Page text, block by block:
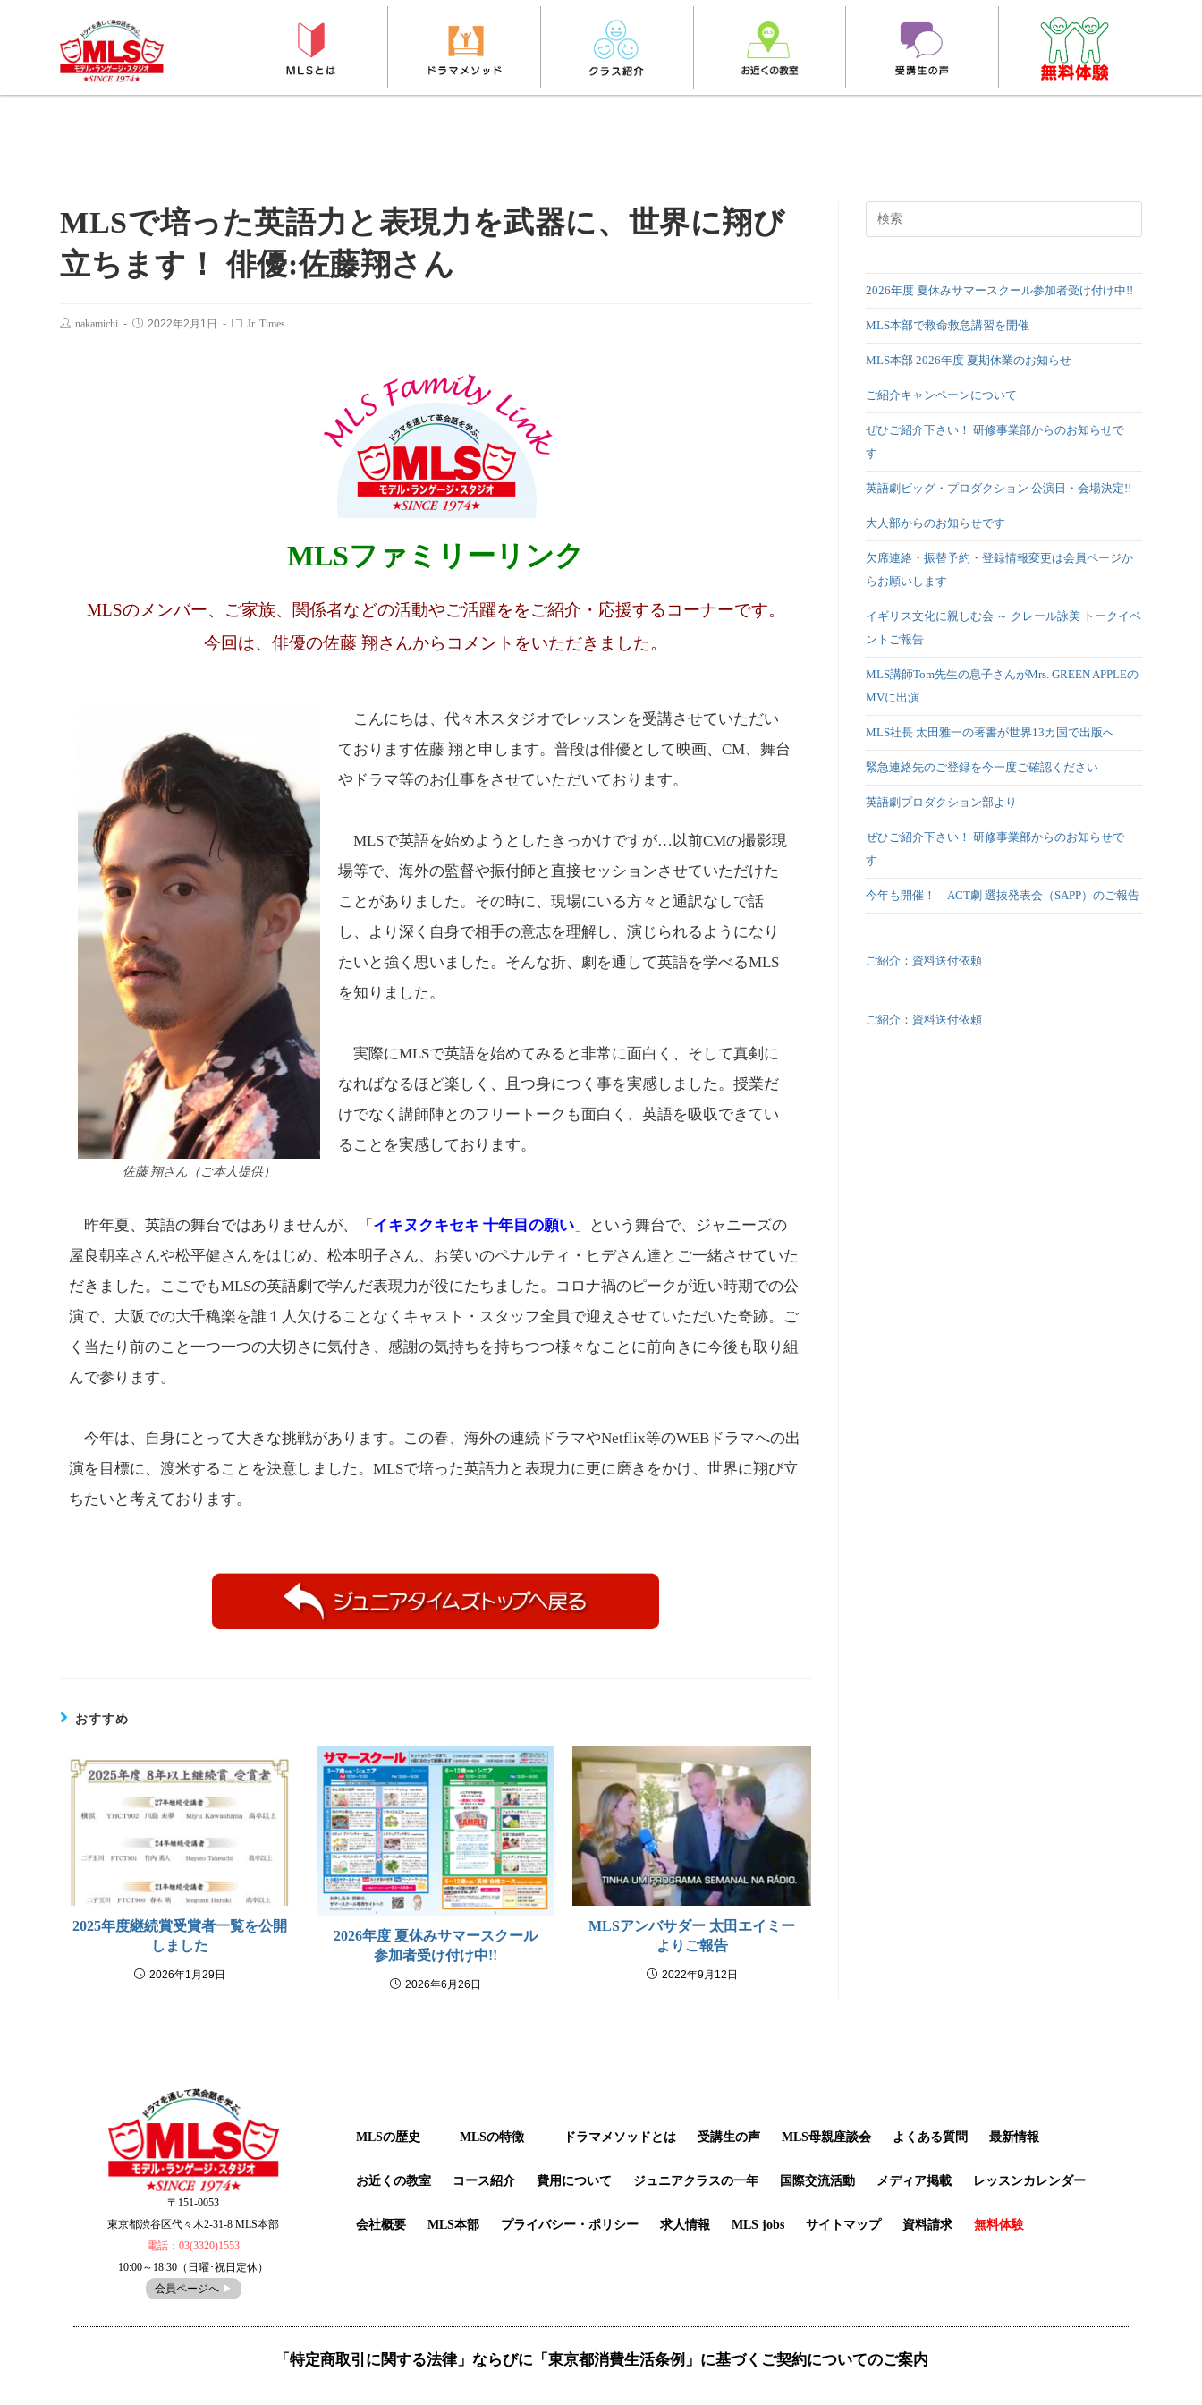
MLSで培った英語力と表現力を武器に、世界に翔び
立ちます！ 俳優:佐藤翔さん
nakamichi 2022年2月1日 Jr. Times
MLSファミリーリンク
MLSのメンバー、ご家族、関係者などの活動やご活躍ををご紹介・応援するコーナーです。
今回は、俳優の佐藤 翔さんからコメントをいただきました。
佐藤 翔さん（ご本人提供）
こんにちは、代々木スタジオでレッスンを受講させていただい
ております佐藤 翔と申します。普段は俳優として映画、CM、舞台
やドラマ等のお仕事をさせていただいております。
MLSで英語を始めようとしたきっかけですが…以前CMの撮影現
場等で、海外の監督や振付師と直接セッションさせていただけた
ことがありました。その時に、現場にいる方々と通訳なしで話
し、より深く自身で相手の意志を理解し、演じられるようになり
たいと強く思いました。そんな折、劇を通して英語を学べるMLS
を知りました。
実際にMLSで英語を始めてみると非常に面白く、そして真剣に
なればなるほど楽しく、且つ身につく事を実感しました。授業だ
けでなく講師陣とのフリートークも面白く、英語を吸収できてい
ることを実感しております。
昨年夏、英語の舞台ではありませんが、「 イキヌクキセキ 十年目の願い 」という舞台で、ジャニーズの
屋良朝幸さんや松平健さんをはじめ、松本明子さん、お笑いのペナルティ・ヒデさん達とご一緒させていた
だきました。ここでもMLSの英語劇で学んだ表現力が役にたちました。コロナ禍のピークが近い時期での公
演で、大阪での大千穐楽を誰１人欠けることなくキャスト・スタッフ全員で迎えさせていただいた奇跡。ご
く当たり前のこと一つ一つの大切さに気付き、感謝の気持ちを持ちつつ様々なことに前向きに今後も取り組
んで参ります。
今年は、自身にとって大きな挑戦があります。この春、海外の連続ドラマやNetflix等のWEBドラマへの出
演を目標に、渡米することを決意しました。MLSで培った英語力と表現力に更に磨きをかけ、世界に翔び立
ちたいと考えております。
おすすめ
2025年度継続賞受賞者一覧を公開
しました
2026年1月29日
2026年度 夏休みサマースクール
参加者受け付け中!!
2026年6月26日
MLSアンバサダー 太田エイミー
よりご報告
2022年9月12日
2026年度 夏休みサマースクール参加者受け付け中!!
MLS本部で救命救急講習を開催
MLS本部 2026年度 夏期休業のお知らせ
ご紹介キャンペーンについて
ぜひご紹介下さい！ 研修事業部からのお知らせで
す
英語劇ビッグ・プロダクション 公演日・会場決定!!
大人部からのお知らせです
欠席連絡・振替予約・登録情報変更は会員ページか
らお願いします
イギリス文化に親しむ会 ～ クレール詠美 トークイベ
ントご報告
MLS講師Tom先生の息子さんがMrs. GREEN APPLEの
MVに出演
MLS社長 太田雅一の著書が世界13カ国で出版へ
緊急連絡先のご登録を今一度ご確認ください
英語劇プロダクション部より
ぜひご紹介下さい！ 研修事業部からのお知らせで
す
今年も開催！ ACT劇 選抜発表会（SAPP）のご報告
ご紹介：資料送付依頼
ご紹介：資料送付依頼
〒151-0053
東京都渋谷区代々木2-31-8 MLS本部
電話：03(3320)1553
10:00～18:30（日曜･祝日定休）
会員ページへ ▶︎
MLSの歴史 MLSの特徴 ドラマメソッドとは 受講生の声 MLS母親座談会 よくある質問 最新情報
お近くの教室 コース紹介 費用について ジュニアクラスの一年 国際交流活動 メディア掲載 レッスンカレンダー
会社概要 MLS本部 プライバシー・ポリシー 求人情報 MLS jobs サイトマップ 資料請求 無料体験
「特定商取引に関する法律」ならびに「東京都消費生活条例」に基づくご契約についてのご案内